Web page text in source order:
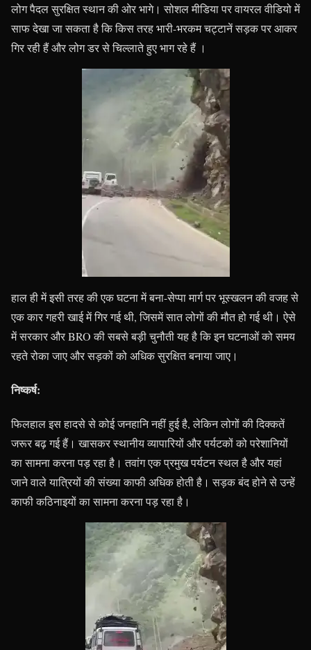
लोग पैदल सुरक्षित स्थान की ओर भागे। सोशल मीडिया पर वायरल वीडियो में
साफ देखा जा सकता है कि किस तरह भारी-भरकम चट्टानें सड़क पर आकर
गिर रही हैं और लोग डर से चिल्लाते हुए भाग रहे हैं ।
हाल ही में इसी तरह की एक घटना में बना-सेप्पा मार्ग पर भूस्खलन की वजह से
एक कार गहरी खाई में गिर गई थी, जिसमें सात लोगों की मौत हो गई थी। ऐसे
में सरकार और BRO की सबसे बड़ी चुनौती यह है कि इन घटनाओं को समय
रहते रोका जाए और सड़कों को अधिक सुरक्षित बनाया जाए।
निष्कर्ष:
फिलहाल इस हादसे से कोई जनहानि नहीं हुई है, लेकिन लोगों की दिक्कतें
जरूर बढ़ गई हैं। खासकर स्थानीय व्यापारियों और पर्यटकों को परेशानियों
का सामना करना पड़ रहा है। तवांग एक प्रमुख पर्यटन स्थल है और यहां
जाने वाले यात्रियों की संख्या काफी अधिक होती है। सड़क बंद होने से उन्हें
काफी कठिनाइयों का सामना करना पड़ रहा है।